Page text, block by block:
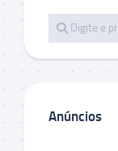
Anúncios